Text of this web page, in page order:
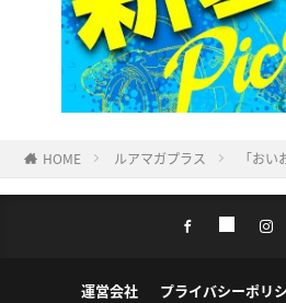
HOME ルアマガプラス 「お
運営会社 プライバシーポリ